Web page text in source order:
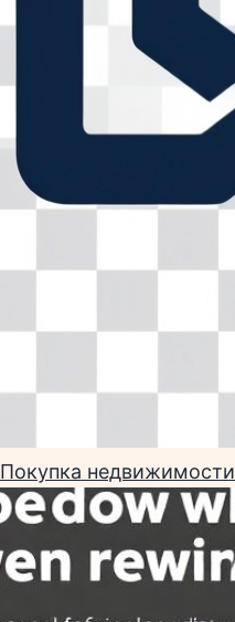
Покупка недвижимости